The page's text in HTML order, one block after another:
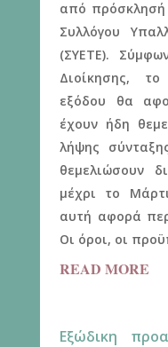
από πρόσκλησή
Συλλόγου
(ΣΥΕΤΕ).
Διοίκησης,
εξόδου θα
έχουν ήδη
λήψης
θεμελιώσουν
μέχρι το
αυτή αφορά
Οι όροι, οι
READ MORE
Εξώδικη